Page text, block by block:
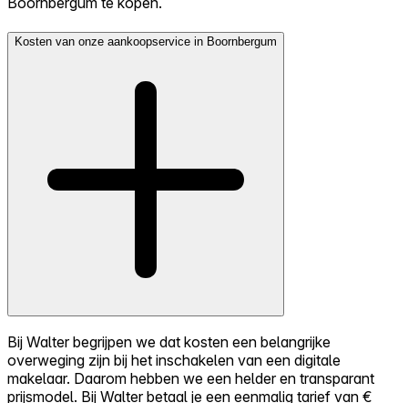
Kosten van onze aankoopservice in Boornbergum
Bij Walter begrijpen we dat kosten een belangrijke
overweging zijn bij het inschakelen van een digitale
makelaar. Daarom hebben we een helder en transparant
prijsmodel. Bij Walter betaal je een eenmalig tarief van €